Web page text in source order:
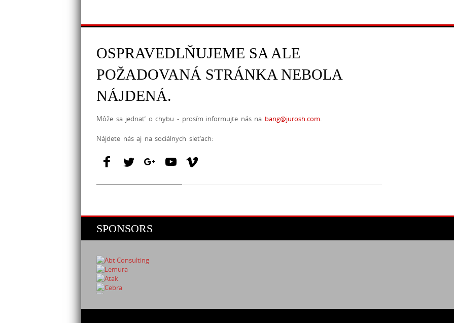
OSPRAVEDLŇUJEME SA ALE
POŽADOVANÁ STRÁNKA NEBOLA
NÁJDENÁ.
Môže sa jednať o chybu - prosím informujte nás na bang@jurosh.com.
Nájdete nás aj na sociálnych sieťach:
SPONSORS